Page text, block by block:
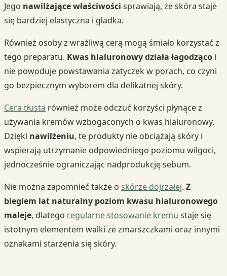
Jego nawilżające właściwości sprawiają, że skóra staje
się bardziej elastyczna i gładka.
Również osoby z wrażliwą cerą mogą śmiało korzystać z
tego preparatu. Kwas hialuronowy działa łagodząco i
nie powoduje powstawania zatyczek w porach, co czyni
go bezpiecznym wyborem dla delikatnej skóry.
Cera tłusta również może odczuć korzyści płynące z
używania kremów wzbogaconych o kwas hialuronowy.
Dzięki nawilżeniu, te produkty nie obciążają skóry i
wspierają utrzymanie odpowiedniego poziomu wilgoci,
jednocześnie ograniczając nadprodukcję sebum.
Nie można zapomnieć także o skórze dojrzałej. Z
biegiem lat naturalny poziom kwasu hialuronowego
maleje, dlatego regularne stosowanie kremu staje się
istotnym elementem walki ze zmarszczkami oraz innymi
oznakami starzenia się skóry.